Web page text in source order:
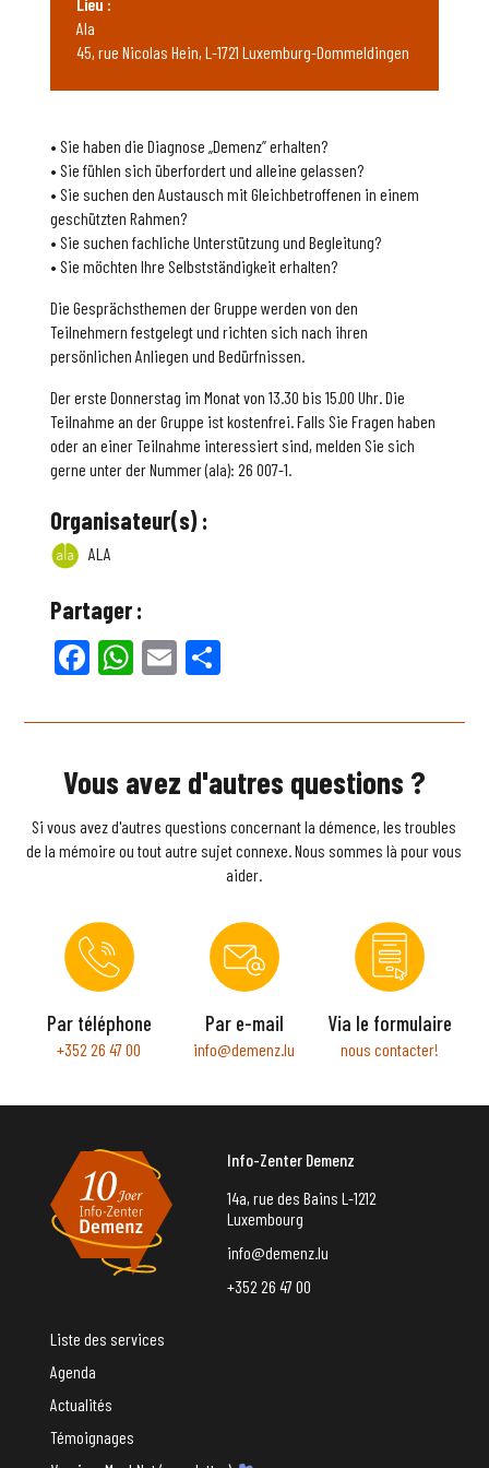
• Sie haben die Diagnose „Demenz” erhalten?
• Sie fühlen sich überfordert und alleine gelassen?
• Sie suchen den Austausch mit Gleichbetroffenen in einem
geschützten Rahmen?
• Sie suchen fachliche Unterstützung und Begleitung?
• Sie möchten Ihre Selbstständigkeit erhalten?
Die Gesprächsthemen der Gruppe werden von den
Teilnehmern festgelegt und richten sich nach ihren
persönlichen Anliegen und Bedürfnissen.
Der erste Donnerstag im Monat von 13.30 bis 15.00 Uhr. Die
Teilnahme an der Gruppe ist kostenfrei. Falls Sie Fragen haben
oder an einer Teilnahme interessiert sind, melden Sie sich
gerne unter der Nummer (ala): 26 007-1.
Organisateur(s) :
ALA
Partager :
Facebook
WhatsApp
Email
Lieu :
Ala
45, rue Nicolas Hein, L-1721 Luxemburg-Dommeldingen
Vous avez d'autres questions ?
Si vous avez d'autres questions concernant la démence, les troubles
de la mémoire ou tout autre sujet connexe. Nous sommes là pour vous
aider.
Par téléphone
+352 26 47 00
Par e-mail
info@demenz.lu
Via le formulaire
nous contacter!
Info-Zenter Demenz
14a, rue des Bains L-1212
Luxembourg
info@demenz.lu
+352 26 47 00
Liste des services
Agenda
Actualités
Témoignages